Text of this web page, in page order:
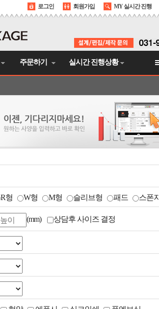
로그인 회원가입 MY 실시간 진행
주문하기 실시간 진행상황
R형 W형 M형 슬리브형 패드 스폰지
(mm) 상담후 사이즈 결정